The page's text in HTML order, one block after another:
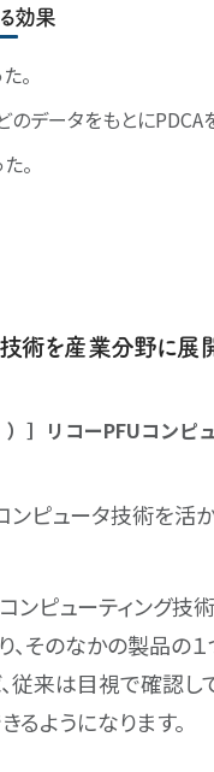
効果
。
データをもとにPDCAを
。
術を産業分野に展
］リコーPFUコンピ
ピュータ技術を活か
ンピューティング技
そのなかの製品の１
従来は目視で確認し
ようになります。